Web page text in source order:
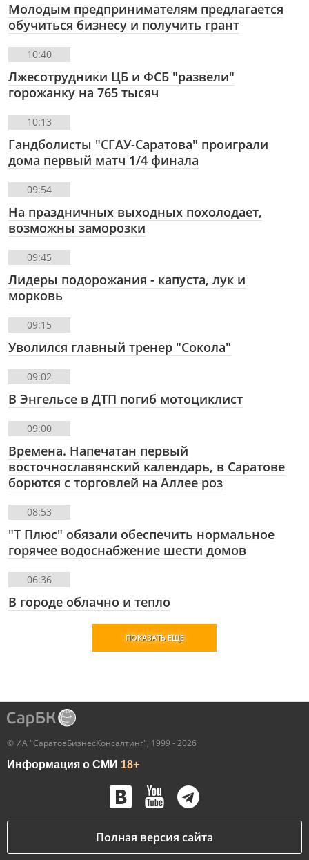
Молодым предпринимателям предлагается
обучиться бизнесу и получить грант
10:40
Лжесотрудники ЦБ и ФСБ "развели"
горожанку на 765 тысяч
10:13
Гандболисты "СГАУ-Саратова" проиграли
дома первый матч 1/4 финала
09:54
На праздничных выходных похолодает,
возможны заморозки
09:45
Лидеры подорожания - капуста, лук и
морковь
09:15
Уволился главный тренер "Сокола"
09:02
В Энгельсе в ДТП погиб мотоциклист
09:00
Времена. Напечатан первый
восточнославянский календарь, в Саратове
борются с торговлей на Аллее роз
08:53
"Т Плюс" обязали обеспечить нормальное
горячее водоснабжение шести домов
06:36
В городе облачно и тепло
ПОКАЗАТЬ ЕЩЕ
© ИА "СаратовБизнесКонсалтинг", 1999 - 2026
Информация о СМИ 18+
Полная версия сайта